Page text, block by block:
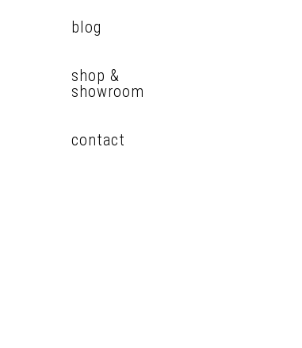
blog
shop &
showroom
contact